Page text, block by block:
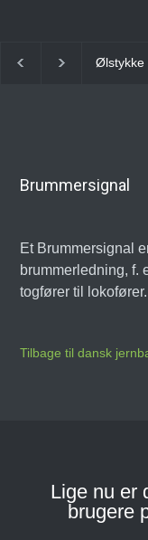
Ølstykke
Brummersignal
Et Brummersignal
brummerledning, f.
togfører til lokofører.
Tilbage til dansk
Lige nu er
brugere